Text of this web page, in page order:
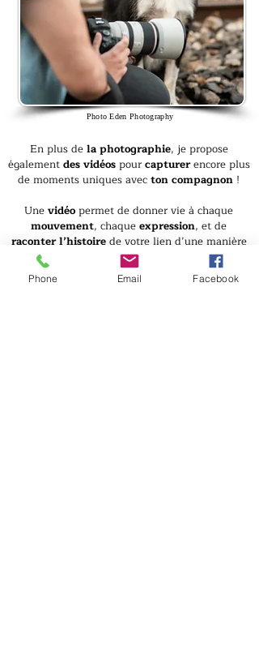
Photo Eden Photography
En plus dela photographie, je propose
égalementdes vidéospourcapturerencore plus
de moments uniques avecton compagnon !
Unevidéo permet de donner vie à chaque
mouvement, chaqueexpression, et de
raconter l’histoirede votre lien d’une manière
authentique et immersive
Que ce soit des
instants de complicité, des
Phone Email Facebook